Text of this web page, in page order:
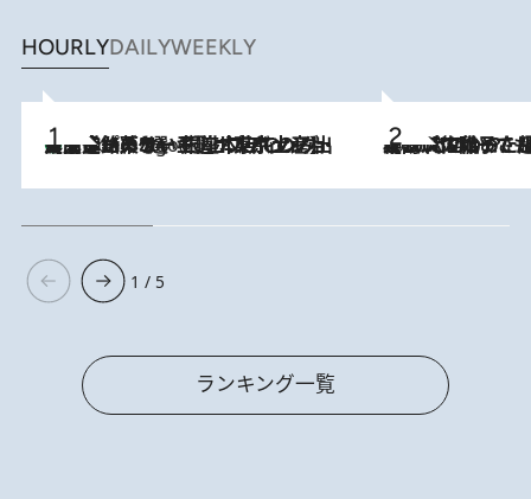
HOURLYDAILYWEEKLY
6 Hours Ago
【間違いのない王道・東京土産】資生堂パーラー 銀座本店でのみ出会える銘菓5選《極上プディング・濃厚チーズケーキ・ボンボンショコラほか》 2026.8.5
【阿川佐和子さんの年とる力】なぜ70代で始めた趣味は“こんなに楽しい”のか？ ピアノ、俳句…スランプに陥っても続けられる“ある秘訣”とは
1 / 5
ランキング一覧